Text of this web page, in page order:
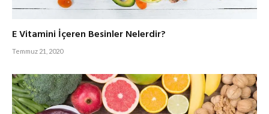
E Vitamini İçeren Besinler Nelerdir?
Temmuz 21, 2020